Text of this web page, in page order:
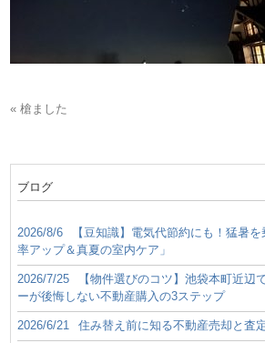
« 槍ました
ブログ
2026/8/6
【豆知識】電気代節約にも！猛暑
率アップ＆真夏の室内ケア」
2026/7/25
【物件選びのコツ】池袋本町近辺
ーが後悔しない不動産購入の3ステップ
2026/6/21 住み替え前に知る不動産売却と査